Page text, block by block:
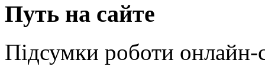
Путь на сайте
Підсумки роботи онлайн-